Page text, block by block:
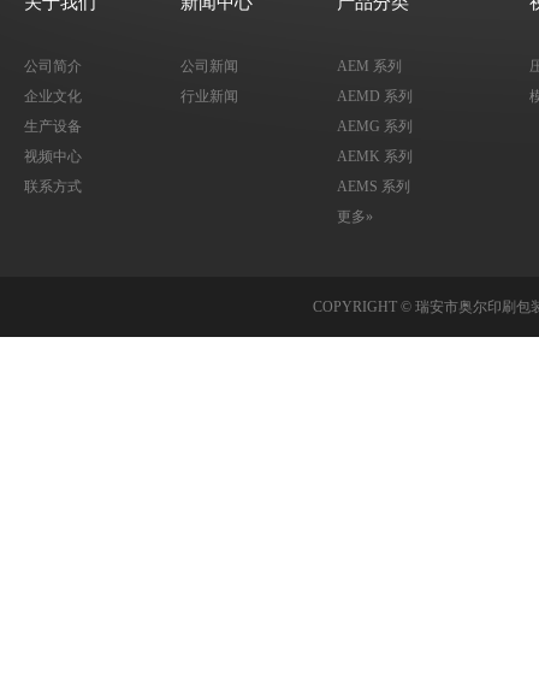
公司简介
企业文化
生产设备
视频中心
联系方式
公司新闻
行业新闻
AEM 系列
AEMD 系列
AEMG 系列
AEMK 系列
AEMS 系列
更多»
COPYRIGHT © 瑞安市奥尔印刷